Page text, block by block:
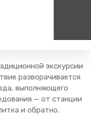
Туризм
Самостоятельные
служб
экскурсии
разворачивается
выполняющего
— от станции
и обратно.